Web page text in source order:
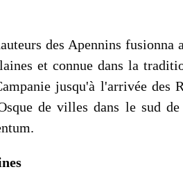
des Apennins
et connue dans la
jusqu'à l'arrivée
de villes dans le sud